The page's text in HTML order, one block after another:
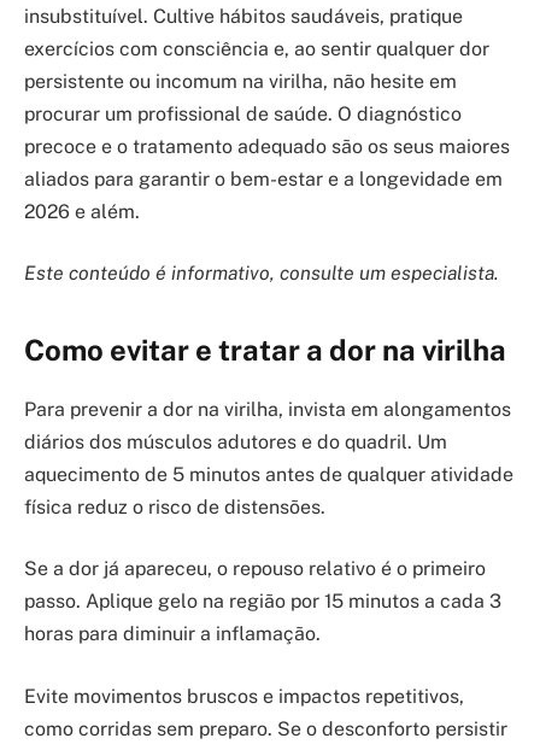
insubstituível. Cultive hábitos saudáveis, pratique
exercícios com consciência e, ao sentir qualquer dor
persistente ou incomum na virilha, não hesite em
procurar um profissional de saúde. O diagnóstico
precoce e o tratamento adequado são os seus maiores
aliados para garantir o bem-estar e a longevidade em
2026 e além.
Este conteúdo é informativo, consulte um especialista.
Como evitar e tratar a dor na virilha
Para prevenir a dor na virilha, invista em alongamentos
diários dos músculos adutores e do quadril. Um
aquecimento de 5 minutos antes de qualquer atividade
física reduz o risco de distensões.
Se a dor já apareceu, o repouso relativo é o primeiro
passo. Aplique gelo na região por 15 minutos a cada 3
horas para diminuir a inflamação.
Evite movimentos bruscos e impactos repetitivos,
como corridas sem preparo. Se o desconforto persistir